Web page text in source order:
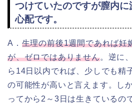
つけていたのですが膣内に
心配です。
A． 生理の前後1週間であれば妊
が、ゼロではありません。逆に
ら14日以内でれば、少しでも精
の可能性が高いと言えます。し
ってから2～3日は生きているの